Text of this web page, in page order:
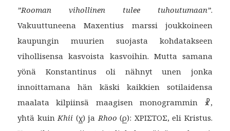
”Rooman vihollinen tulee tuhoutumaan”.
Vakuuttuneena Maxentius marssi joukkoineen
kaupungin muurien suojasta kohdatakseen
vihollisensa kasvoista kasvoihin. Mutta samana
yönä Konstantinus oli nähnyt unen jonka
innoittamana hän käski kaikkien sotilaidensa
maalata kilpiinsä maagisen monogrammin ☧,
yhtä kuin Khii (χ) ja Rhoo (ρ): ΧΡΙΣΤΟΣ, eli Kristus.